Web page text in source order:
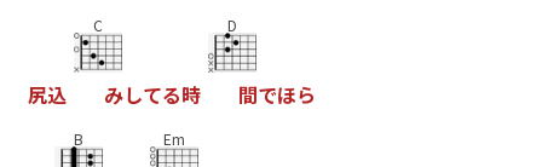
尻込
C
みしてる時
D
間でほら
B Em